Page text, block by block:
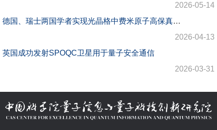
2026-05-14
德国、瑞士两国学者实现光晶格中费米原子高保真度量子门
2026-04-13
英国成功发射SPOQC卫星用于量子安全通信
2026-03-31